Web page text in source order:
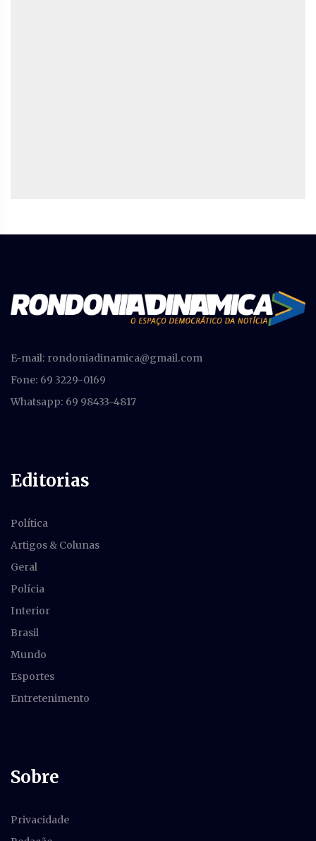
E-mail: rondoniadinamica@gmail.com
Fone: 69 3229-0169
Whatsapp: 69 98433-4817
Editorias
Política
Artigos & Colunas
Geral
Polícia
Interior
Brasil
Mundo
Esportes
Entretenimento
Sobre
Privacidade